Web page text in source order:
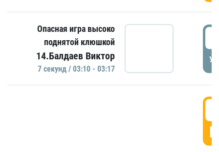
Опасная игра высоко
поднятой клюшкой
14.Балдаев Виктор
7 секунд / 03:10 - 03:17